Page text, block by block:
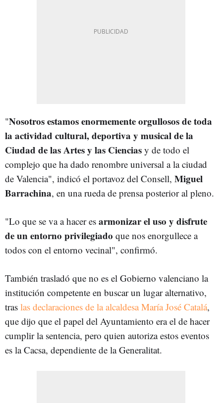
"Nosotros estamos enormemente orgullosos de toda
la actividad cultural, deportiva y musical de la
Ciudad de las Artes y las Ciencias y de todo el
complejo que ha dado renombre universal a la ciudad
de Valencia", indicó el portavoz del Consell, Miguel
Barrachina, en una rueda de prensa posterior al pleno.
"Lo que se va a hacer es armonizar el uso y disfrute
de un entorno privilegiado que nos enorgullece a
todos con el entorno vecinal", confirmó.
También trasladó que no es el Gobierno valenciano la
institución competente en buscar un lugar alternativo,
tras las declaraciones de la alcaldesa María José Catalá,
que dijo que el papel del Ayuntamiento era el de hacer
cumplir la sentencia, pero quien autoriza estos eventos
es la Cacsa, dependiente de la Generalitat.